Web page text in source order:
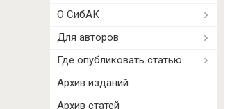
О СибАК
Для авторов
Где опубликовать статью
Архив изданий
Архив статей